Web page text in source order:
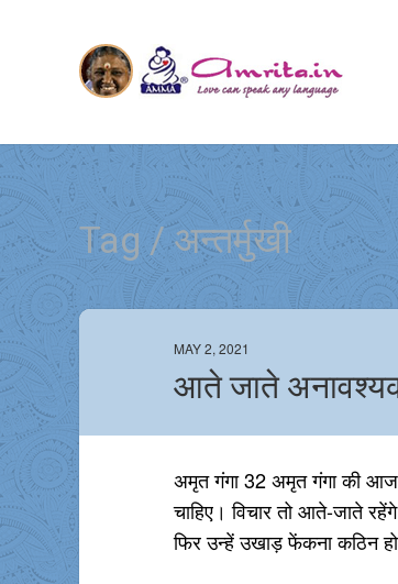
Tag / अन्तर्मुखी
MAY 2, 2021
आते जाते अनावश्यक
अमृत गंगा 32 अमृत गंगा की आज
चाहिए। विचार तो आते-जाते
फिर उन्हें उखाड़ फेंकना कठिन